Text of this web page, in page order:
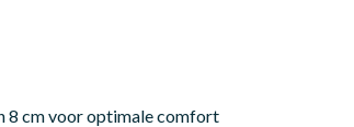
8 cm voor optimale comfort